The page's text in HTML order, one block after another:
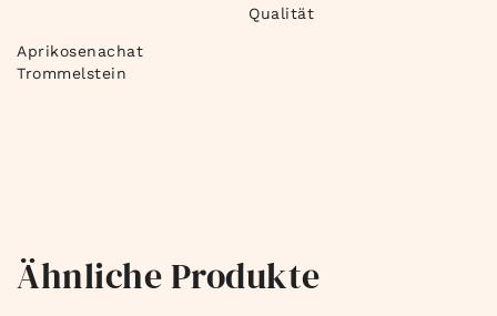
Qualität
Aprikosenachat
Trommelstein
Ähnliche Produkte